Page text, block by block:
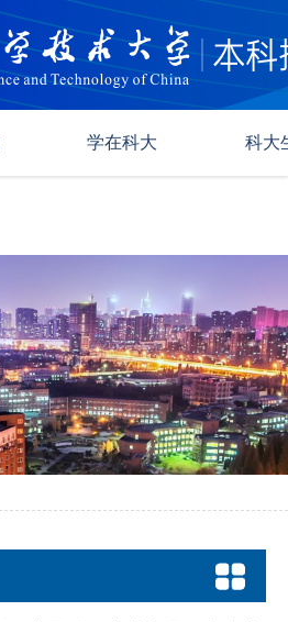
学在科大 科大